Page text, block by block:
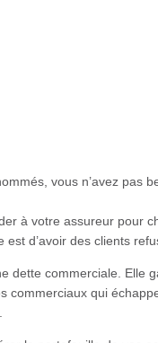
vous n’avez pas
à votre assureur pour
d’avoir des clients
dette commerciale. Elle
commerciaux qui